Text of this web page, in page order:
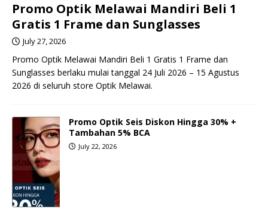
Promo Optik Melawai Mandiri Beli 1
Gratis 1 Frame dan Sunglasses
July 27, 2026
Promo Optik Melawai Mandiri Beli 1 Gratis 1 Frame dan
Sunglasses berlaku mulai tanggal 24 Juli 2026 – 15 Agustus
2026 di seluruh store Optik Melawai.
Promo Optik Seis Diskon Hingga 30% +
Tambahan 5% BCA
July 22, 2026